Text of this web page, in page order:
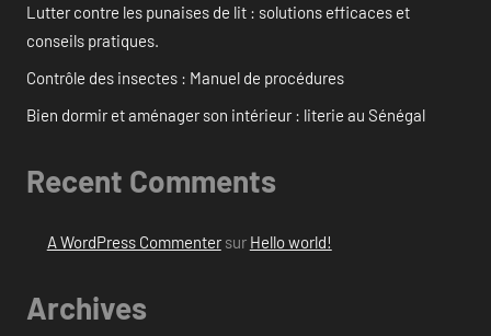
Lutter contre les punaises de lit : solutions efficaces et
conseils pratiques.
Contrôle des insectes : Manuel de procédures
Bien dormir et aménager son intérieur : literie au Sénégal
Recent Comments
A WordPress Commentersur Hello world!
Archives